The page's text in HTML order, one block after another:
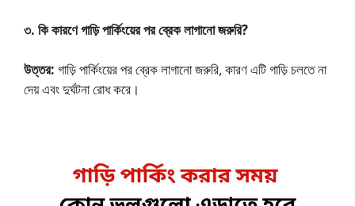
৩. কি কারণে গাড়ি পার্কিংয়ের পর ব্রেক লাগানো জরুরি?
উত্তর: গাড়ি পার্কিংয়ের পর ব্রেক লাগানো জরুরি, কারণ এটি গাড়ি চলতে না
দেয় এবং দুর্ঘটনা রোধ করে।